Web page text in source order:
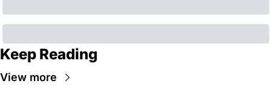
Keep Reading
View more